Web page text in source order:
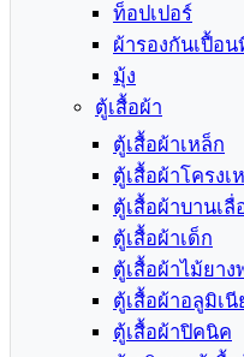
ท็อปเปอร์
ผ้ารองกันเปื้อ
มุ้ง
ตู้เสื้อผ้า
ตู้เสื้อผ้าเหล็ก
ตู้เสื้อผ้าโครงเ
ตู้เสื้อผ้าบานเลื่
ตู้เสื้อผ้าเด็ก
ตู้เสื้อผ้าไม้ยาง
ตู้เสื้อผ้าอลูมิเนี
ตู้เสื้อผ้าปิคนิค